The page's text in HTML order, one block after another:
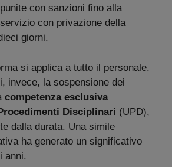
con sanzioni fino alla
con privazione della
giorni.
si applica a tutto il personale.
invece, la sospensione dei
competenza esclusiva
Disciplinari (UPD),
dalla durata. Una simile
ha generato un significativo
anni.